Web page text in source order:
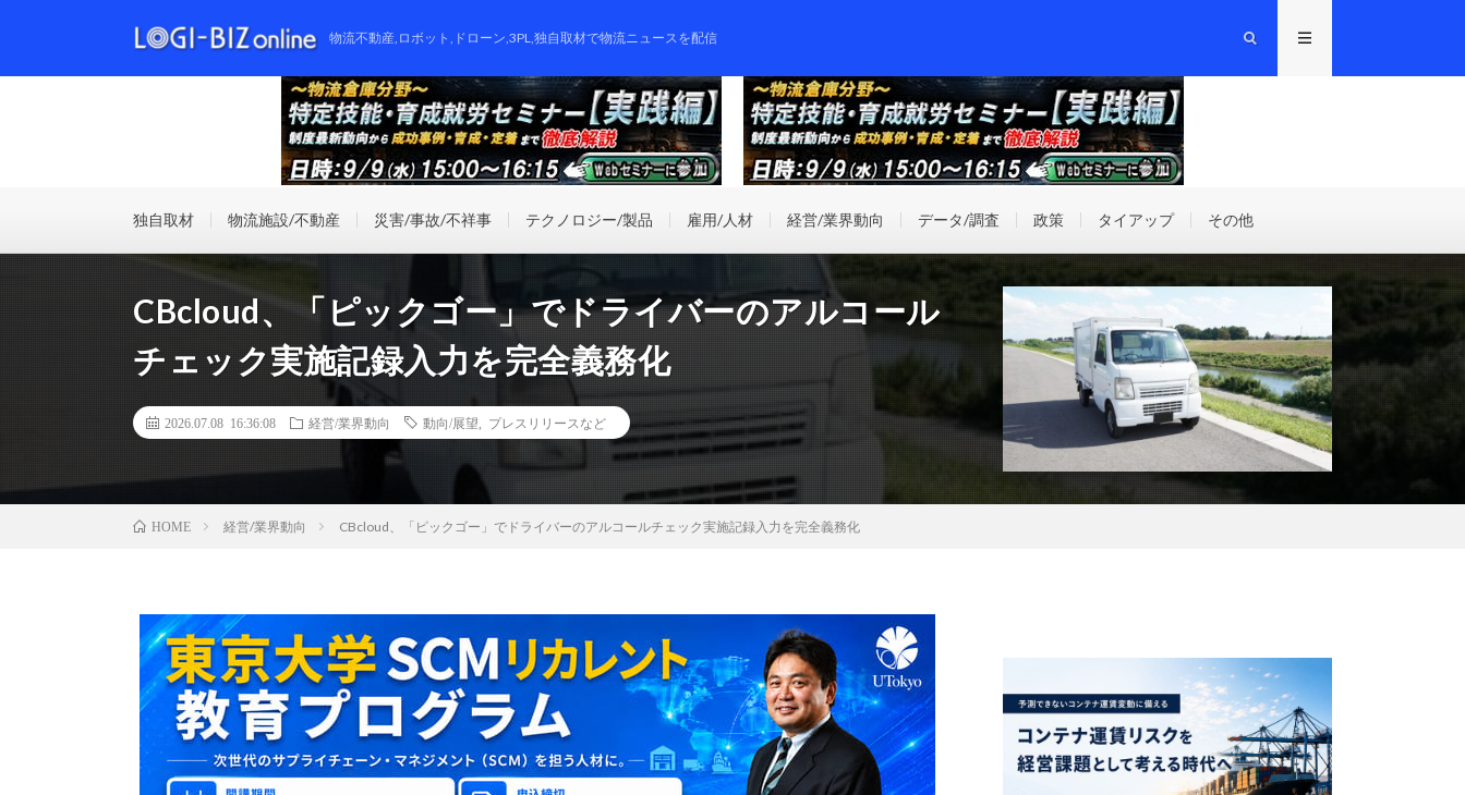
物流不動産,ロボット,ドローン,3PL,独自取材で物流ニュースを配信
独自取材 物流施設/不動産 災害/事故/不祥事 テクノロジー/製品 雇用/人材 経営/業界動向 データ/調査 政策 タイアップ その他
CBcloud、「ピックゴー」でドライバーのアルコール
チェック実施記録入力を完全義務化
2026.07.08 16:36:08 経営/業界動向 動向/展望 プレスリリースなど
HOME 経営/業界動向 CBcloud、「ピックゴー」でドライバーのアルコールチェック実施記録入力を完全義務化